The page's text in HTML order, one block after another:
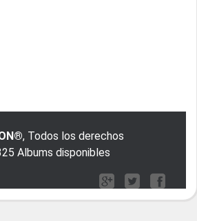
, Todos los derechos
Albums disponibles